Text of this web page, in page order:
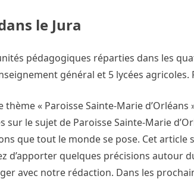
le Jura
pédagogiques réparties dans les
général et 5 lycées
« Paroisse Sainte-Marie d’Orléans
le sujet de Paroisse Sainte-Marie
que tout le monde se pose. Cet article
d’apporter quelques précisions autour
avec notre rédaction. Dans les